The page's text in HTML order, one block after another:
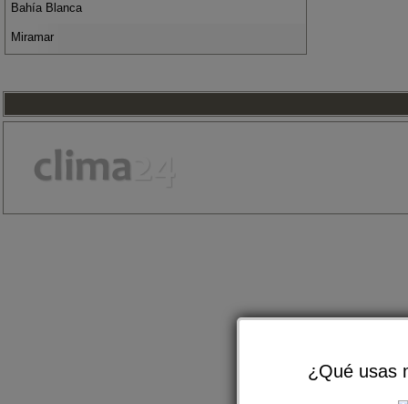
Bahía Blanca
Miramar
¿Qué usas